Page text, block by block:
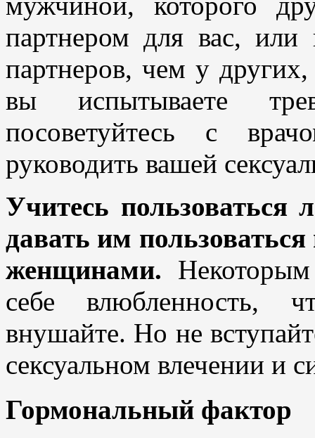
партнером для вас, или
партнеров, чем у
вы испытываете
посоветуйтесь с
руководить вашей
Учитесь
давать им
женщинами.
себе влюбленность,
внушайте. Но не
сексуальном влечении и
Гормональный фактор